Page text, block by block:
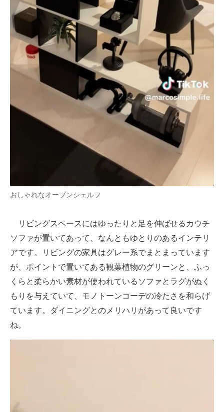
おしゃれなオープンシェルフ
リビングスペースにはゆったりと足を伸ばせるカウチ
ソファが置いてあって、なんともゆとりのあるインテリ
アです。リビングの家具はグレー系でまとまっています
が、ポイントで置いてある観葉植物のグリーンと、ふっ
くらと柔らかい素材が使われているソファとラグがぬく
もりを与えていて、モノトーンコーデの冷たさを和らげ
ています。ダイニングとのメリハリがあって良いです
ね。